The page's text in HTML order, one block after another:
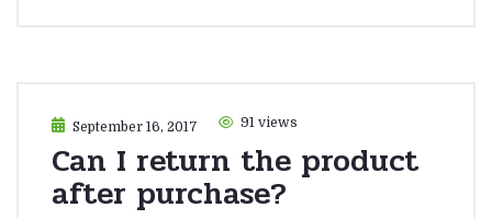
September 16, 2017 91 views
Can I return the product
after purchase?